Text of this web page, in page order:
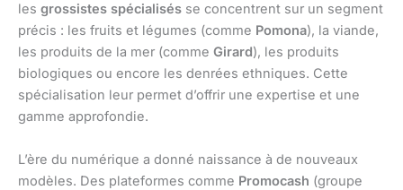
les grossistes spécialisés se concentrent sur un segment
précis : les fruits et légumes (comme Pomona), la viande,
les produits de la mer (comme Girard), les produits
biologiques ou encore les denrées ethniques. Cette
spécialisation leur permet d’offrir une expertise et une
gamme approfondie.
L’ère du numérique a donné naissance à de nouveaux
modèles. Des plateformes comme Promocash (groupe